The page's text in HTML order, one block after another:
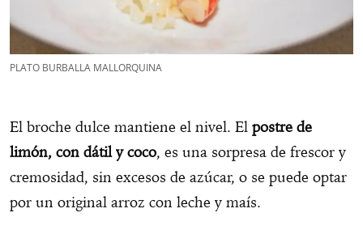
PLATO BURBALLA MALLORQUINA
El broche dulce mantiene el nivel. El postre de
limón, con dátil y coco, es una sorpresa de frescor y
cremosidad, sin excesos de azúcar, o se puede optar
por un original arroz con leche y maís.